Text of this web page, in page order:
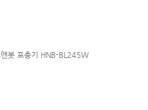
봇 포충기 HNB-BL245W